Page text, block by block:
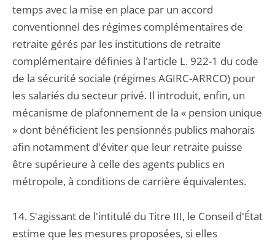
temps avec la mise en place par un accord
conventionnel des régimes complémentaires de
retraite gérés par les institutions de retraite
complémentaire définies à l'article L. 922-1 du code
de la sécurité sociale (régimes AGIRC-ARRCO) pour
les salariés du secteur privé. Il introduit, enfin, un
mécanisme de plafonnement de la « pension unique
» dont bénéficient les pensionnés publics mahorais
afin notamment d'éviter que leur retraite puisse
être supérieure à celle des agents publics en
métropole, à conditions de carrière équivalentes.
14. S'agissant de l'intitulé du Titre III, le Conseil d'État
estime que les mesures proposées, si elles